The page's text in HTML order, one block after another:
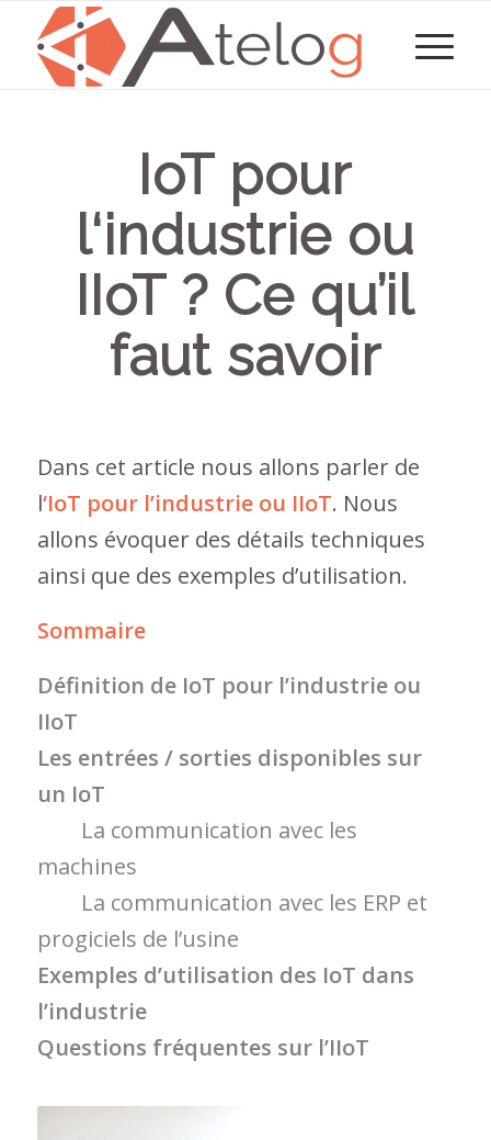
IoT pour
l‘industrie ou
IIoT ? Ce qu’il
faut savoir
Dans cet article nous allons parler de
l‘IoT pour l’industrie ou IIoT. Nous
allons évoquer des détails techniques
ainsi que des exemples d’utilisation.
Sommaire
Définition de IoT pour l’industrie ou
IIoT
Les entrées / sorties disponibles sur
un IoT
La communication avec les
machines
La communication avec les ERP et
progiciels de l’usine
Exemples d’utilisation des IoT dans
l’industrie
Questions fréquentes sur l’IIoT